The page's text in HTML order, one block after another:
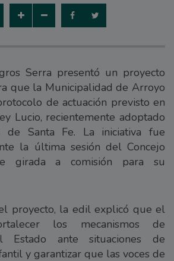
Serra presentó un proyecto
que la Municipalidad de Arroyo
de actuación previsto en
Lucio, recientemente adoptado
de Santa Fe. La iniciativa fue
la última sesión del Concejo
girada a comisión para su
proyecto, la edil explicó que el
los mecanismos de
Estado ante situaciones de
y garantizar que las voces de